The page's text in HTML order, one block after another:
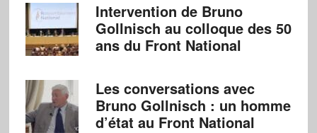
Intervention de Bruno
Gollnisch au colloque des 50
ans du Front National
Les conversations avec
Bruno Gollnisch : un homme
d’état au Front National